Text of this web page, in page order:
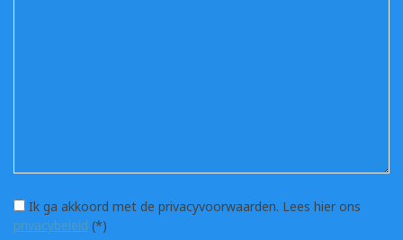
Ik ga akkoord met de privacyvoorwaarden. Lees hier ons
privacybeleid (*)